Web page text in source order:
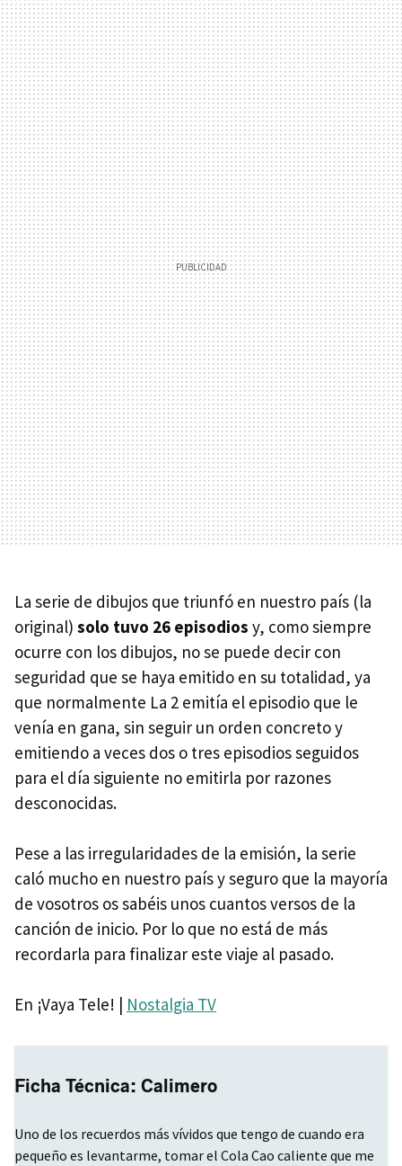
La serie de dibujos que triunfó en nuestro país (la
original) solo tuvo 26 episodios y, como siempre
ocurre con los dibujos, no se puede decir con
seguridad que se haya emitido en su totalidad, ya
que normalmente La 2 emitía el episodio que le
venía en gana, sin seguir un orden concreto y
emitiendo a veces dos o tres episodios seguidos
para el día siguiente no emitirla por razones
desconocidas.
Pese a las irregularidades de la emisión, la serie
caló mucho en nuestro país y seguro que la mayoría
de vosotros os sabéis unos cuantos versos de la
canción de inicio. Por lo que no está de más
recordarla para finalizar este viaje al pasado.
En ¡Vaya Tele! | Nostalgia TV
Ficha Técnica: Calimero
Uno de los recuerdos más vívidos que tengo de cuando era
pequeño es levantarme, tomar el Cola Cao caliente que me